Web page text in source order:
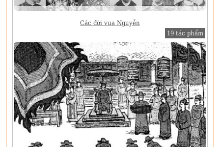
Các đời vua Nguyễn
19 tác phẩm